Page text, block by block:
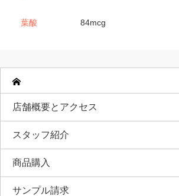
葉酸 84mcg
店舗概要とアクセス
スタッフ紹介
商品購入
サンプル請求